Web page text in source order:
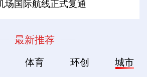
场国际航线正式复通
最新推荐
体育 环创 城市